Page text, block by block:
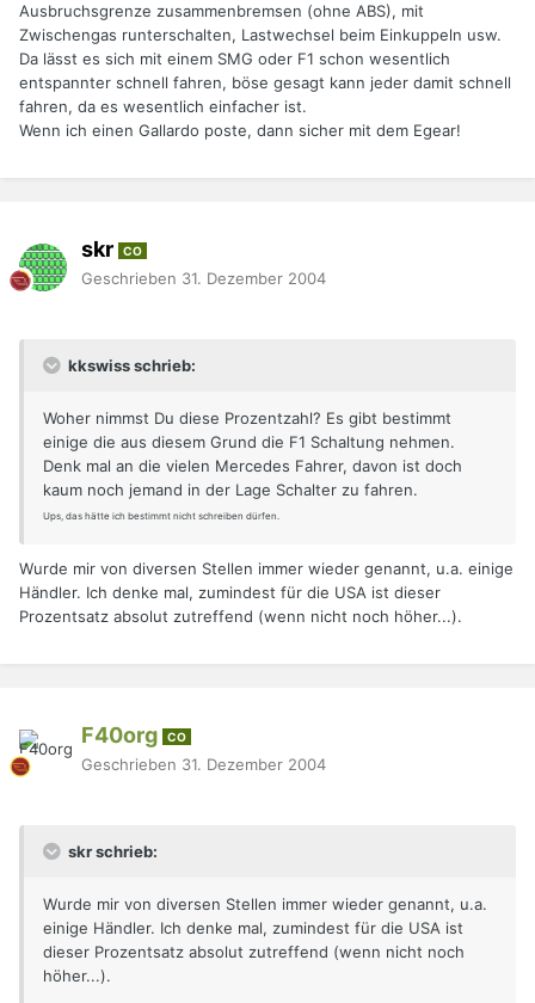
Ausbruchsgrenze zusammenbremsen (ohne ABS), mit
Zwischengas runterschalten, Lastwechsel beim Einkuppeln usw.
Da lässt es sich mit einem SMG oder F1 schon wesentlich
entspannter schnell fahren, böse gesagt kann jeder damit schnell
fahren, da es wesentlich einfacher ist.
Wenn ich einen Gallardo poste, dann sicher mit dem Egear!
skr CO
Geschrieben 31. Dezember 2004
kkswiss schrieb:
Woher nimmst Du diese Prozentzahl? Es gibt bestimmt
einige die aus diesem Grund die F1 Schaltung nehmen.
Denk mal an die vielen Mercedes Fahrer, davon ist doch
kaum noch jemand in der Lage Schalter zu fahren.
Ups, das hätte ich bestimmt nicht schreiben dürfen.
Wurde mir von diversen Stellen immer wieder genannt, u.a. einige
Händler. Ich denke mal, zumindest für die USA ist dieser
Prozentsatz absolut zutreffend (wenn nicht noch höher...).
F40org CO
Geschrieben 31. Dezember 2004
skr schrieb:
Wurde mir von diversen Stellen immer wieder genannt, u.a.
einige Händler. Ich denke mal, zumindest für die USA ist
dieser Prozentsatz absolut zutreffend (wenn nicht noch
höher...).